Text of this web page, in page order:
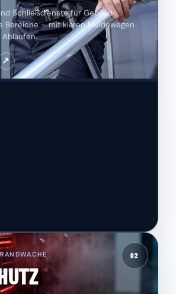
Schließdienste für Gebäude,
Bereiche – mit klaren Meldewegen
↗
02